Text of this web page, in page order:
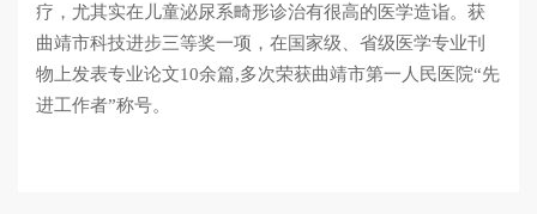
疗，尤其实在儿童泌尿系畸形诊治有很高的医学造诣。获
曲靖市科技进步三等奖一项，在国家级、省级医学专业刊
物上发表专业论文10余篇,多次荣获曲靖市第一人民医院“先
进工作者”称号。